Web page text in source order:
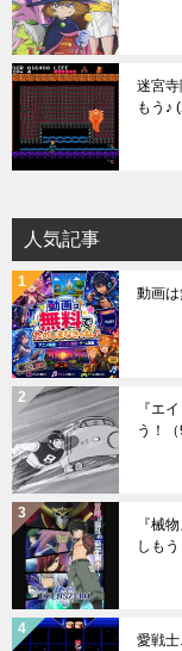
迷宮
もう♪
人気記事
動画
『エ
う！
『械
しもう
愛戦